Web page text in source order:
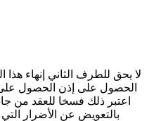
لا يحق للطرف الثاني إنهاء هذا
الحصول على إذن الحصول
اعتبر ذلك فسخا للعقد من
بالتعويض عن الأضرار